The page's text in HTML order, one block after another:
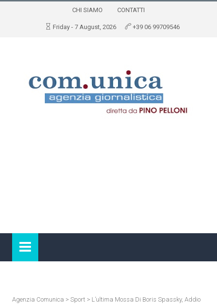
CHI SIAMO CONTATTI
Friday - 7 August, 2026 +39 06 99709546
Agenzia Comunica > Sport > L’ultima Mossa Di Boris Spassky, Addio